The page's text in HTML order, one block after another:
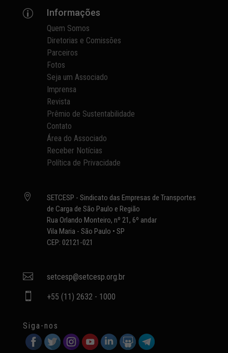
p Informações
Quem Somos
Diretorias e Comissões
Parceiros
Fotos
Seja um Associado
Imprensa
Revista
Prêmio de Sustentabilidade
Contato
Área do Associado
Receber Notícias
Política de Privacidade

SETCESP - Sindicato das Empresas de Transportes
de Carga de São Paulo e Região
Rua Orlando Monteiro, nº 21, 6º andar
Vila Maria - São Paulo • SP
CEP: 02121-021
 setcesp@setcesp.org.br
 +55 (11) 2632 - 1000
Siga-nos